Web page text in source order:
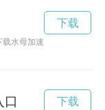
水母加速器吧！这款强
下载
口 下载